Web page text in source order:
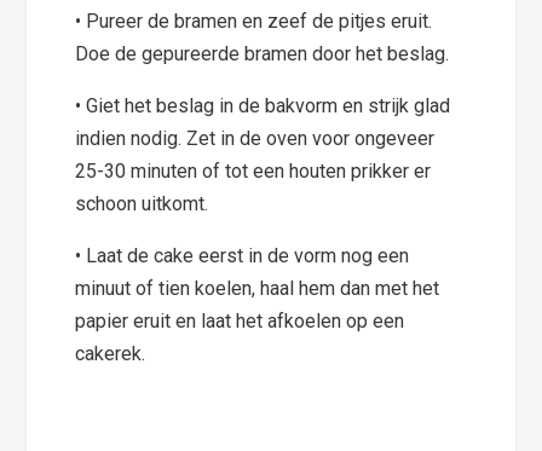
• Pureer de bramen en zeef de pitjes eruit.
Doe de gepureerde bramen door het beslag.
• Giet het beslag in de bakvorm en strijk glad
indien nodig. Zet in de oven voor ongeveer
25-30 minuten of tot een houten prikker er
schoon uitkomt.
• Laat de cake eerst in de vorm nog een
minuut of tien koelen, haal hem dan met het
papier eruit en laat het afkoelen op een
cakerek.